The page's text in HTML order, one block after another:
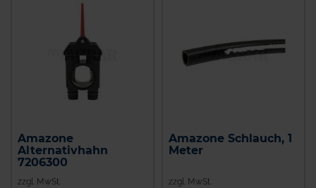
Amazone
Alternativhahn
7206300
zzgl. MwSt.
Amazone Schlauch, 1
Meter
zzgl. MwSt.